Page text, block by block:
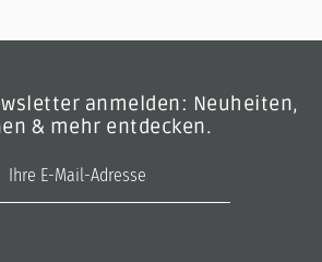
anmelden: Neuheiten,
& mehr entdecken.